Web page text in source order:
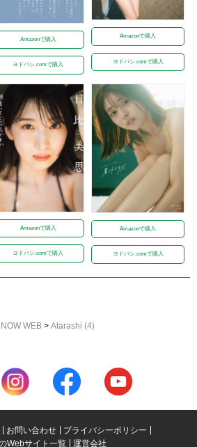
Amazonで購入
ヨドバシ.comで購入
Amazonで購入
ヨドバシ.comで購入
Amazonで購入
ヨドバシ.comで購入
Amazonで購入
ヨドバシ.comで購入
WEB > Atarashi (4)
お問い合わせ
プライバシーポリシー
Webサイト一覧
運営会社